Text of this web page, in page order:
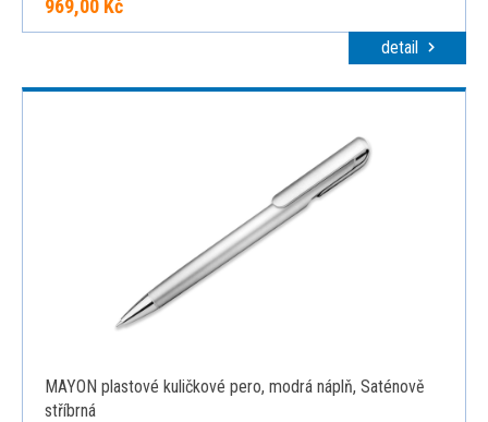
969,00 Kč
detail
MAYON plastové kuličkové pero, modrá náplň, Saténově
stříbrná